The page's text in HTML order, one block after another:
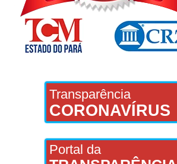
Transparência
CORONAVÍRUS
Portal da